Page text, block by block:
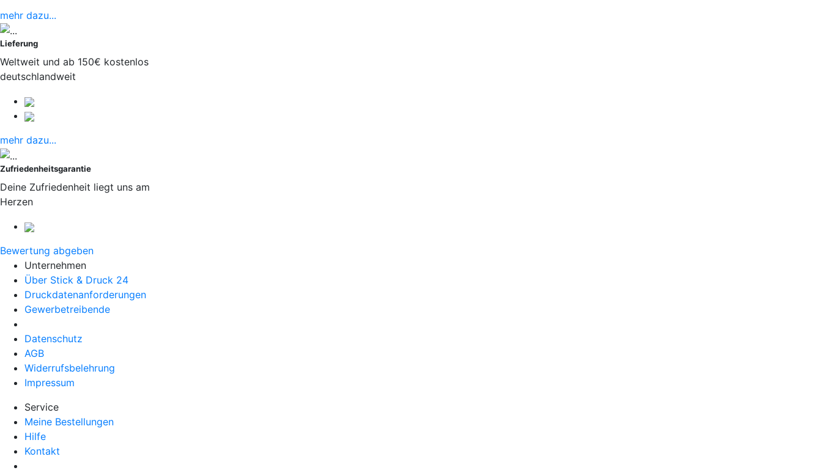
mehr dazu...
Lieferung
Weltweit und ab 150€ kostenlos
deutschlandweit
mehr dazu...
Zufriedenheitsgarantie
Deine Zufriedenheit liegt uns am
Herzen
Bewertung abgeben
Unternehmen
Über Stick & Druck 24
Druckdatenanforderungen
Gewerbetreibende
Datenschutz
AGB
Widerrufsbelehrung
Impressum
Service
Meine Bestellungen
Hilfe
Kontakt